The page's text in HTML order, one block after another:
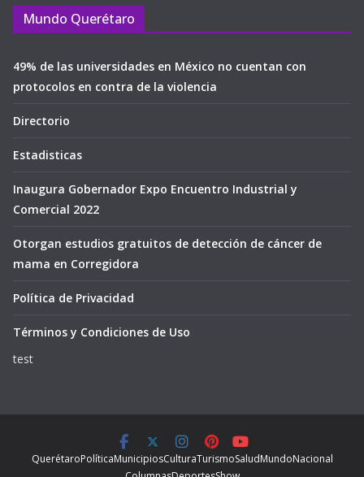
Mundo Querétaro
49% de las universidades en México no cuentan con
protocolos en contra de la violencia
Directorio
Estadisticas
Inaugura Gobernador Expo Encuentro Industrial y
Comercial 2022
Otorgan estudios gratuitos de detección de cáncer de
mama en Corregidora
Política de Privacidad
Términos y Condiciones de Uso
test
QuerétaroPolíticaMunicipiosCulturaTurismoSaludMundoNacional